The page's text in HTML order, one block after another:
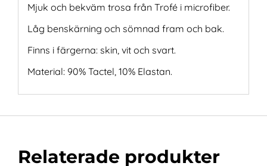
Mjuk och bekväm trosa från Trofé i microfiber.
Låg benskärning och sömnad fram och bak.
Finns i färgerna: skin, vit och svart.
Material: 90% Tactel, 10% Elastan.
Relaterade produkter